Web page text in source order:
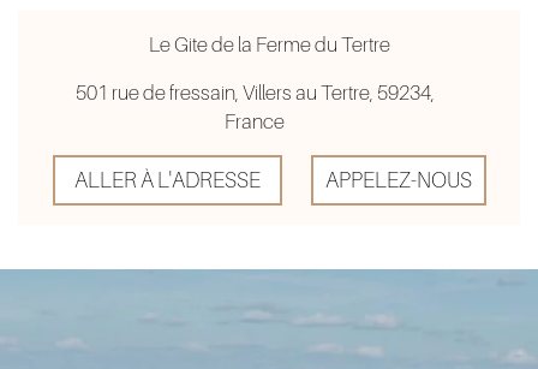
Le Gite de la Ferme du Tertre
501 rue de fressain, Villers au Tertre, 59234,
France
ALLER À L'ADRESSE APPELEZ-NOUS